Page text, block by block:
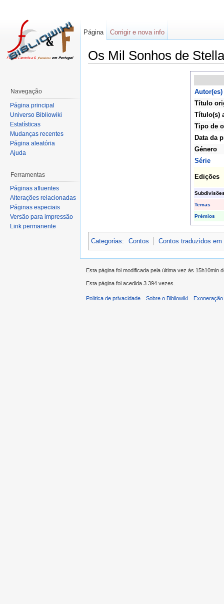
Os Mil Sonhos de
Autor(es)
Título
Título(s)
Tipo de
Data da
Género
Série
Edições
Temas
Prémios
Categorias: Contos Contos traduzidos em
Página Corrigir e nova info
Navegação
Página principal
Universo Bibliowiki
Estatísticas
Mudanças recentes
Página aleatória
Ajuda
Ferramentas
Páginas afluentes
Alterações relacionadas
Páginas especiais
Versão para impressão
Link permanente
Esta página foi modificada pela última vez às 15h10min
Esta página foi acedida 3 394 vezes.
Política de privacidade Sobre o Bibliowiki